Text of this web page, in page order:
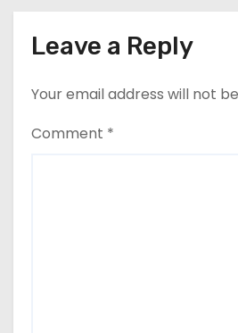
Leave a Reply
Your email address will not
Comment *